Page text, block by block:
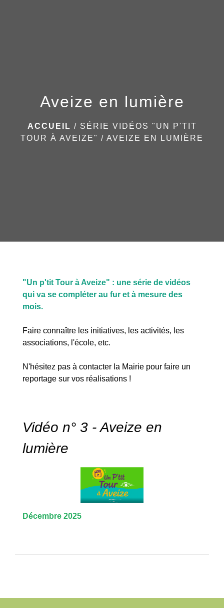
Aveize en lumière
ACCUEIL / SÉRIE VIDÉOS "UN P'TIT
TOUR À AVEIZE" / AVEIZE EN LUMIÈRE
"Un p'tit Tour à Aveize" : une série de vidéos
qui va se compléter au fur et à mesure des
mois.
Faire connaître les initiatives, les activités, les
associations, l'école, etc.
N'hésitez pas à contacter la Mairie pour faire un
reportage sur vos réalisations !
Vidéo n° 3 - Aveize en
lumière
Décembre 2025